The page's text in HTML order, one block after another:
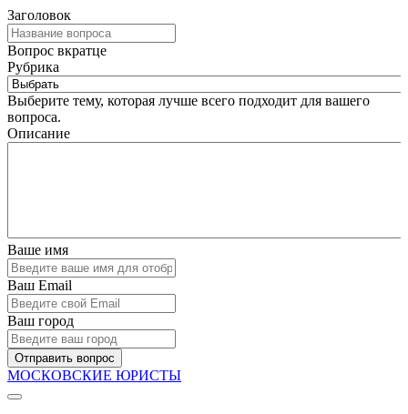
Заголовок
Вопрос вкратце
Рубрика
Выберите тему, которая лучше всего подходит для вашего
вопроса.
Описание
Ваше имя
Ваш Email
Ваш город
Отправить вопрос
МОСКОВСКИЕ ЮРИСТЫ